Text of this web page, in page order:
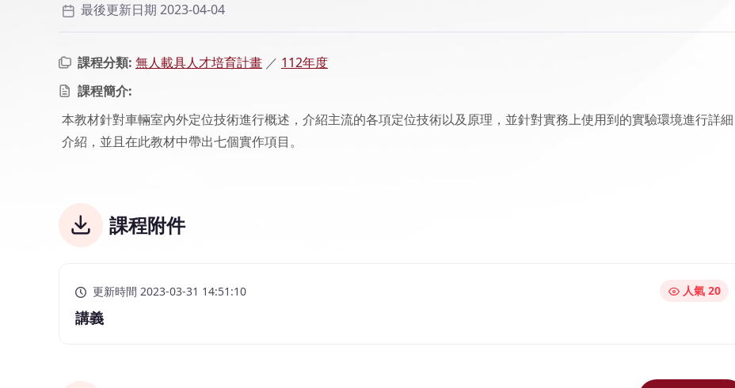
最後更新日期 2023-04-04
課程分類: 無人載具人才培育計畫 ／ 112年度
課程簡介:
本教材針對車輛室內外定位技術進行概述，介紹主流的各項定位技術以及原理，並針對實務上使用到的實驗環境進行詳細
介紹，並且在此教材中帶出七個實作項目。
課程附件
更新時間 2023-03-31 14:51:10 人氣 20
講義